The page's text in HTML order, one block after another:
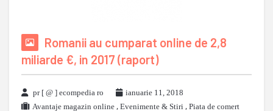
Romanii au cumparat online de 2,8
miliarde €, in 2017 (raport)
pr [ @ ] ecompedia ro
ianuarie 11, 2018
Avantaje magazin online , Evenimente & Stiri , Piata de comert